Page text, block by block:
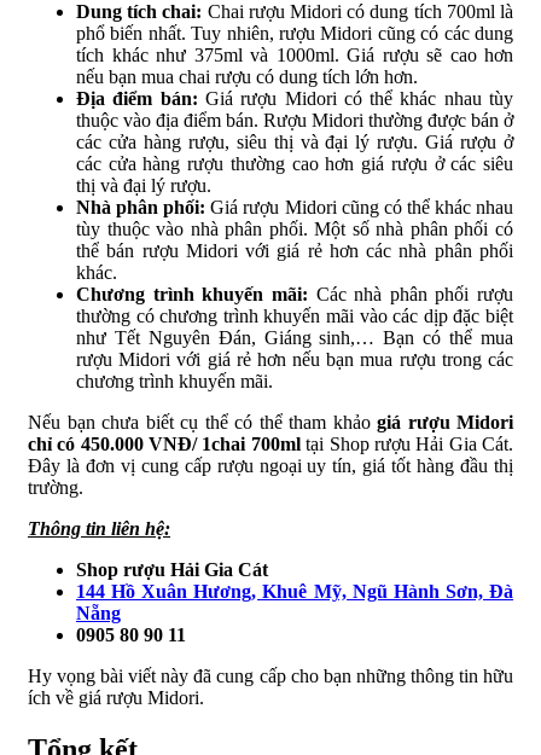
Dung tích chai: Chai rượu Midori có dung tích 700ml là
phổ biến nhất. Tuy nhiên, rượu Midori cũng có các dung
tích khác như 375ml và 1000ml. Giá rượu sẽ cao hơn
nếu bạn mua chai rượu có dung tích lớn hơn.
Địa điểm bán: Giá rượu Midori có thể khác nhau tùy
thuộc vào địa điểm bán. Rượu Midori thường được bán ở
các cửa hàng rượu, siêu thị và đại lý rượu. Giá rượu ở
các cửa hàng rượu thường cao hơn giá rượu ở các siêu
thị và đại lý rượu.
Nhà phân phối: Giá rượu Midori cũng có thể khác nhau
tùy thuộc vào nhà phân phối. Một số nhà phân phối có
thể bán rượu Midori với giá rẻ hơn các nhà phân phối
khác.
Chương trình khuyến mãi: Các nhà phân phối rượu
thường có chương trình khuyến mãi vào các dịp đặc biệt
như Tết Nguyên Đán, Giáng sinh,… Bạn có thể mua
rượu Midori với giá rẻ hơn nếu bạn mua rượu trong các
chương trình khuyến mãi.
Nếu bạn chưa biết cụ thể có thể tham khảo giá rượu Midori
chỉ có 450.000 VNĐ/ 1chai 700mltại Shop rượu Hải Gia Cát.
Đây là đơn vị cung cấp rượu ngoại uy tín, giá tốt hàng đầu thị
trường.
Thông tin liên hệ:
Shop rượu Hải Gia Cát
144 Hồ Xuân Hương, Khuê Mỹ, Ngũ Hành Sơn, Đà
Nẵng
0905 80 90 11
Hy vọng bài viết này đã cung cấp cho bạn những thông tin hữu
ích về giá rượu Midori.